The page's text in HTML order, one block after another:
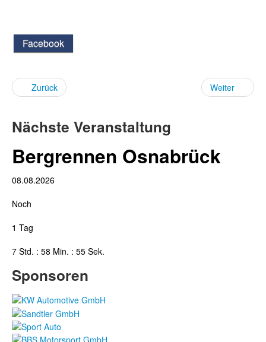
Facebook
Zurück Weiter
Nächste Veranstaltung
Bergrennen Osnabrück
08.08.2026
Noch
1 Tag
7 Std. : 58 Min. : 55 Sek.
Sponsoren